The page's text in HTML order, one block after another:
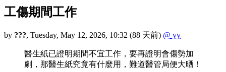
工傷期間工作
by ???, Tuesday, May 12, 2026, 10:32 (88 天前) @ yy
醫生紙已證明期間不宜工作，要再證明會傷勢加
劇，那醫生紙究竟有什麼用，難道醫管局便大晒！